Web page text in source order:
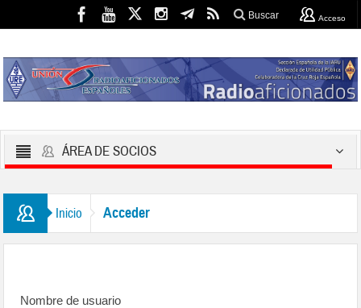
Buscar Acceso
ÁREA DE SOCIOS
Inicio Acceder
Nombre de usuario